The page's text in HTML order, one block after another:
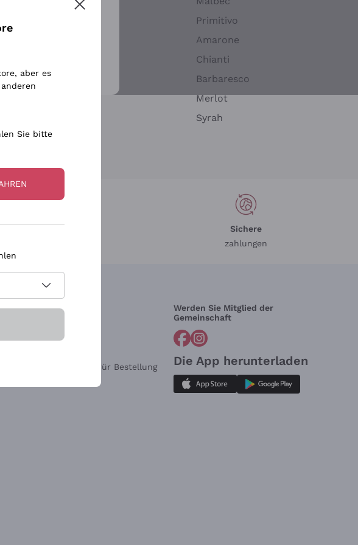
Chardonnay
Primitivo
Amarone
Chianti
Barbaresco
Merlot
Syrah
Sichere
zahlungen
Brauchen Sie Hilfe?
Widerrufsformular für Bestellung
Werden Sie Mitglied der
Gemeinschaft
Die App herunterladen
Bestimmungen
aber es
Sie bitte